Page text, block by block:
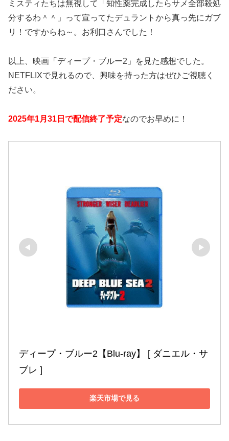
ミスティたちは無視して「知性薬完成したらサメ全部殺処
分するわ＾＾」って宣ってたデュラントから真っ先にガブ
リ！ですからね～。お利口さんでした！
以上、映画「ディープ・ブルー2」を見た感想でした。
NETFLIXで見れるので、興味を持った方はぜひご視聴く
ださい。
2025年1月31日で配信終了予定なのでお早めに！
ディープ・ブルー2【Blu-ray】 [ ダニエル・サ
ブレ ]
楽天市場で見る